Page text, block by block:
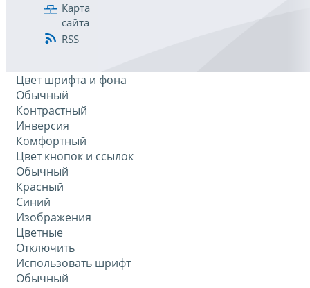
Карта
сайта
RSS
Цвет шрифта и фона
Обычный
Контрастный
Инверсия
Комфортный
Цвет кнопок и ссылок
Обычный
Красный
Синий
Изображения
Цветные
Отключить
Использовать шрифт
Обычный